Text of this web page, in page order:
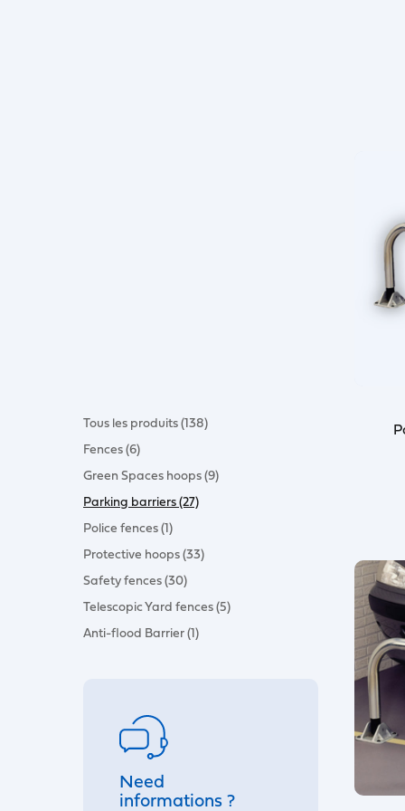
Tous les produits (138)
Fences (6)
Green Spaces hoops (9)
Parking barriers (27)
Police fences (1)
Protective hoops (33)
Safety fences (30)
Telescopic Yard fences (5)
Anti-flood Barrier (1)
Need
informations ?